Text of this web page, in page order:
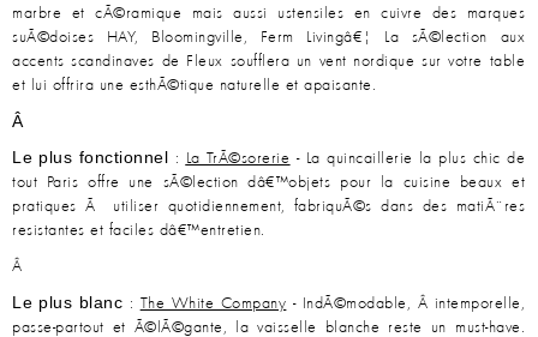
marbre et cÃ©ramique mais aussi ustensiles en cuivre des marques
suÃ©doises HAY, Bloomingville, Ferm Livingâ€¦ La sÃ©lection aux
accents scandinaves de Fleux soufflera un vent nordique sur votre table
et lui offrira une esthÃ©tique naturelle et apaisante.
Â
Le plus fonctionnel : La TrÃ©sorerie - La quincaillerie la plus chic de
tout Paris offre une sÃ©lection dâ€™objets pour la cuisine beaux et
pratiques Ã utiliser quotidiennement, fabriquÃ©s dans des matiÃ¨res
resistantes et faciles dâ€™entretien.
Â
Le plus blanc : The White Company - IndÃ©modable, Â intemporelle,
passe-partout et Ã©lÃ©gante, la vaisselle blanche reste un must-have.